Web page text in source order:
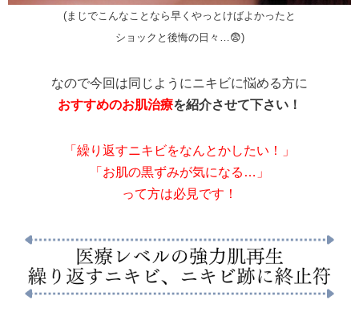
(まじでこんなことなら早くやっとけばよかったと
ショックと後悔の日々…😨)
なので今回は同じようにニキビに悩める方に
おすすめのお肌治療を紹介させて下さい！
「繰り返すニキビをなんとかしたい！」
「お肌の黒ずみが気になる…」
って方は必見です！